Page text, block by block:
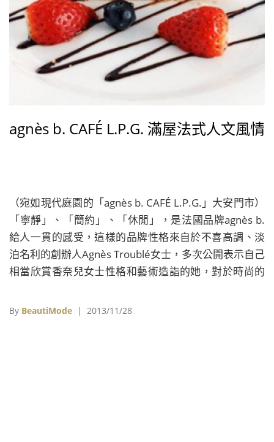
agnès b. CAFÉ L.P.G. 滿屋法式人文風情
（宛如現代庭園的「agnès b. CAFÉ L.P.G.」大安門市）
「寧靜」、「簡約」、「休閒」，是法國品牌agnès b.
給人一貫的感受，這樣的品牌性格來自於不喜高調、淡
泊名利的創辦人Agnès Troublé女士，多次公開表示自己
相當欣賞香奈兒女士性格和藝術造詣的她，對於時尚的
尚可分為兩種，一種是不跟隨潮流，只為自己而作的設
By BeautiMode | 2013/11/28